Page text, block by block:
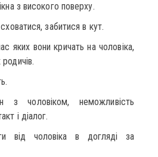
з високого поверху.
забитися в кут.
яких вони кричать на чоловіка,
з чоловіком, неможливість
і діалог.
від чоловіка в догляді за